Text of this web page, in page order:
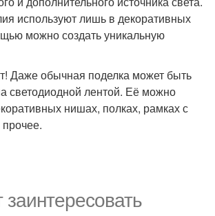
используют лишь в декоративных
можно создать уникальную
Даже обычная поделка может быть
светодиодной лентой. Её можно
нишах, полках, рамках с